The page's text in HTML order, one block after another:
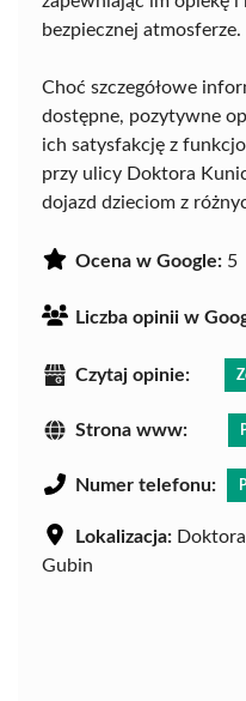
bezpiecznej atmosferze.
Choć szczegółowe
dostępne, pozytywne
ich satysfakcję z
przy ulicy Doktora
dojazd dzieciom z
Ocena w Google: 5
Liczba opinii w
Czytaj opinie:
Strona www:
Numer telefonu:
Lokalizacja:
Gubin